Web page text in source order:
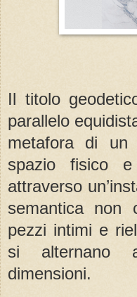
Il titolo
parallelo
metafora di un
spazio fisico e
attraverso
semantica non
pezzi intimi e
si alternano
dimensioni.